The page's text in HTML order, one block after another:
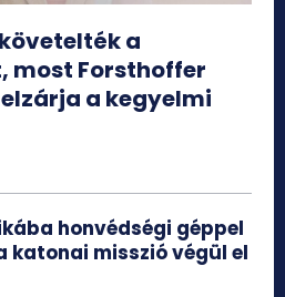
a
most Forsthoffer
a kegyelmi
honvédségi géppel
katonai misszió végül el